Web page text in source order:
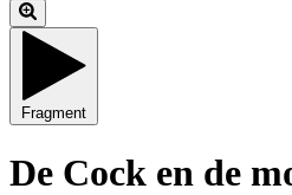
Fragment
De Cock en de